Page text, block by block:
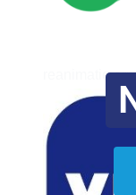
reanimatie